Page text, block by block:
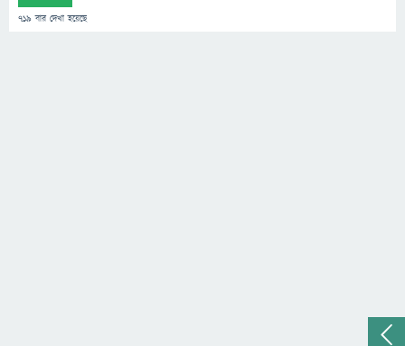
719 বার দেখা হয়েছে